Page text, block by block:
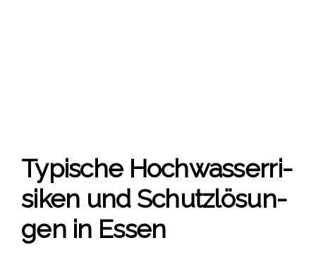
Typi­sche Hoch­was­ser­ri­
si­ken und Schutz­lö­sun­
gen in Essen